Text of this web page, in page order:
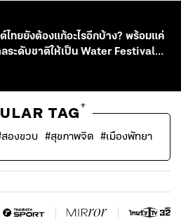
ไทยยังต้องแก้อะไรอีกบ้าง? พร้อมแค่
ระดับชาติให้เป็น Water Festival
TAG
+
สองขวบ #สุขภาพจิต #เมืองพัทยา